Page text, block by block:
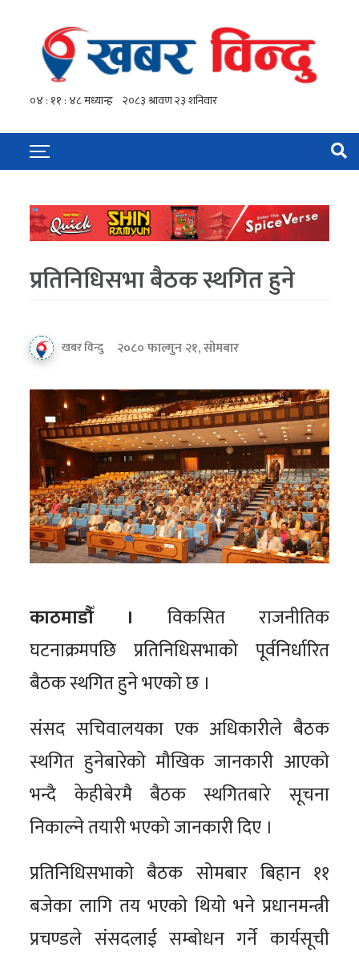
प्रतिनिधिसभा बैठक स्थगित हुने
खबर विन्दु २०८० फाल्गुन २१, सोमबार
काठमाडौँ । विकसित राजनीतिक
घटनाक्रमपछि प्रतिनिधिसभाको पूर्वनिर्धारित
बैठक स्थगित हुने भएको छ ।
संसद सचिवालयका एक अधिकारीले बैठक
स्थगित हुनेबारेको मौखिक जानकारी आएको
भन्दै केहीबेरमै बैठक स्थगितबारे सूचना
निकाल्ने तयारी भएको जानकारी दिए ।
प्रतिनिधिसभाको बैठक सोमबार बिहान ११
बजेका लागि तय भएको थियो भने प्रधानमन्त्री
प्रचण्डले संसदलाई सम्बोधन गर्ने कार्यसूची